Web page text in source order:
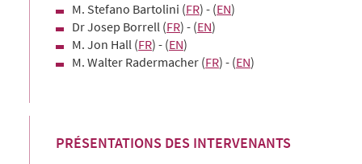
M. Stefano Bartolini (FR) - (EN)
Dr Josep Borrell (FR) - (EN)
M. Jon Hall (FR) - (EN)
M. Walter Radermacher (FR) - (EN)
PRÉSENTATIONS DES INTERVENANTS